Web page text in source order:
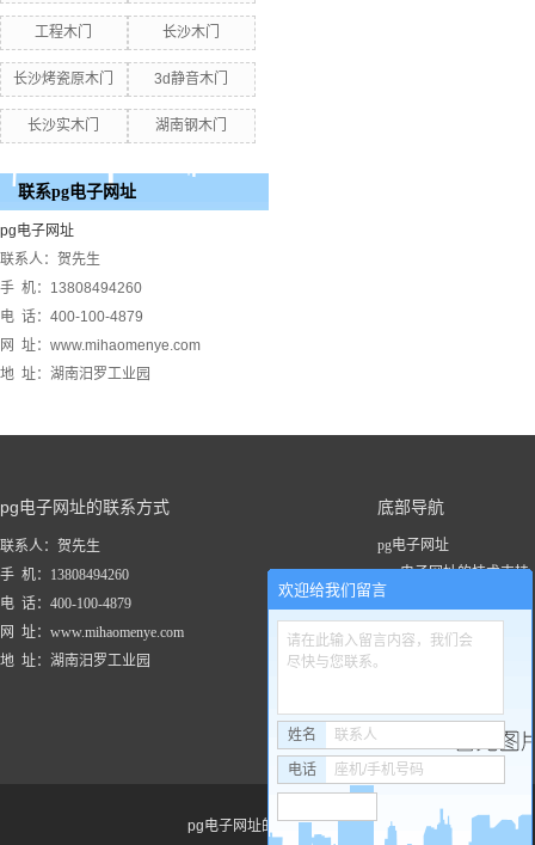
工程木门 长沙木门
长沙烤瓷原木门 3d静音木门
长沙实木门 湖南钢木门
联系pg电子网址
pg电子网址
联系人：贺先生
手 机：13808494260
电 话：400-100-4879
网 址：www.mihaomenye.com
地 址：湖南汨罗工业园
pg电子网址的联系方式
联系人：贺先生
手 机：13808494260
电 话：400-100-4879
网 址：www.mihaomenye.com
地 址：湖南汨罗工业园
底部导航
pg电子网址
pg电子网址的技术支持
关于pg电子网址
工程案例
pg电子网址的友情链接：
欢迎给我们留言
请在此输入留言内容，我们会
尽快与您联系。
姓名 联系人
电话 座机/手机号码